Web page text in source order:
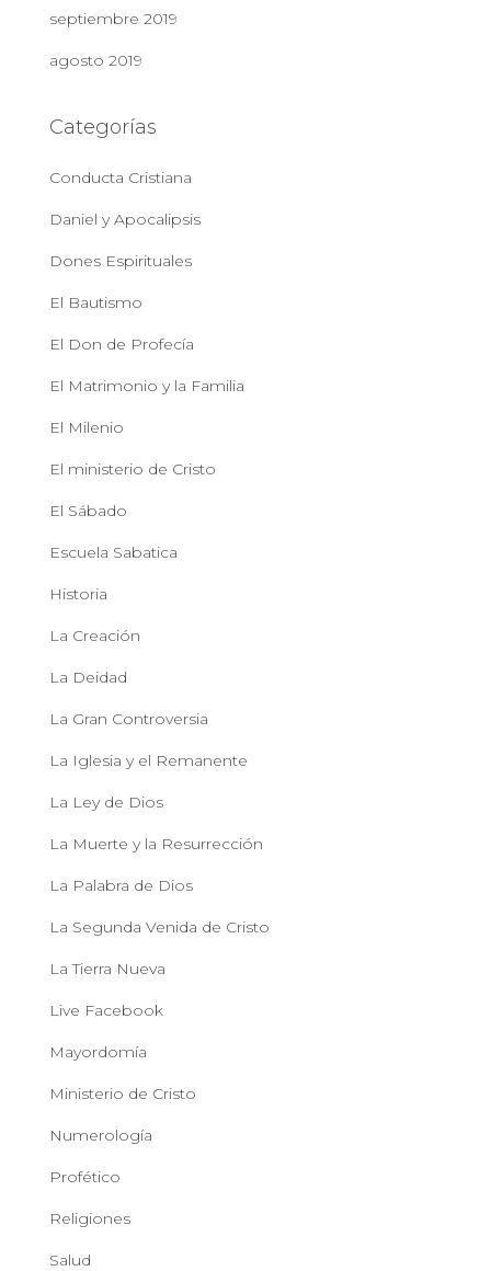
septiembre 2019
agosto 2019
Categorías
Conducta Cristiana
Daniel y Apocalipsis
Dones Espirituales
El Bautismo
El Don de Profecía
El Matrimonio y la Familia
El Milenio
El ministerio de Cristo
El Sábado
Escuela Sabatica
Historia
La Creación
La Deidad
La Gran Controversia
La Iglesia y el Remanente
La Ley de Dios
La Muerte y la Resurrección
La Palabra de Dios
La Segunda Venida de Cristo
La Tierra Nueva
Live Facebook
Mayordomía
Ministerio de Cristo
Numerología
Profético
Religiones
Salud